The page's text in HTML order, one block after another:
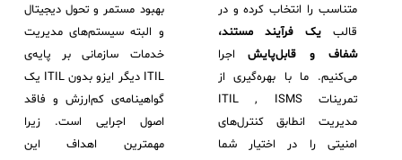
متناسب را انتخاب کرده و در
قالبیک فرآیند مستند،
شفاف و قابل‌پایشاجرا
می‌کنیم. ما با بهره‌گیری از
تمرینات ITIL , ISMS
مدیریت انطابق کنترل‌های
امنیتی را در اختیار شما
بهبود مستمر و تحول دیجیتال
و البته سیستم‌های مدیریت
خدمات سازمانی بر پایه‌ی
ITIL دیگر ایزو بدون ITIL یک
گواهینامه‌ی کم‌ارزش و فاقد
اصول اجرایی است. زیرا
مهمترین اهداف این
اندپوینت سنترال [سامانه مدیریت نقاط پایانی]
AD360
مجموعه راهکارهای آیناک
آموزش‌ ویدیویی مفاهیم سرویس دسک
ITIL & SDP